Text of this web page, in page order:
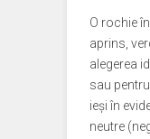
O rochie
aprins,
alegerea
sau
ieși în
neutre